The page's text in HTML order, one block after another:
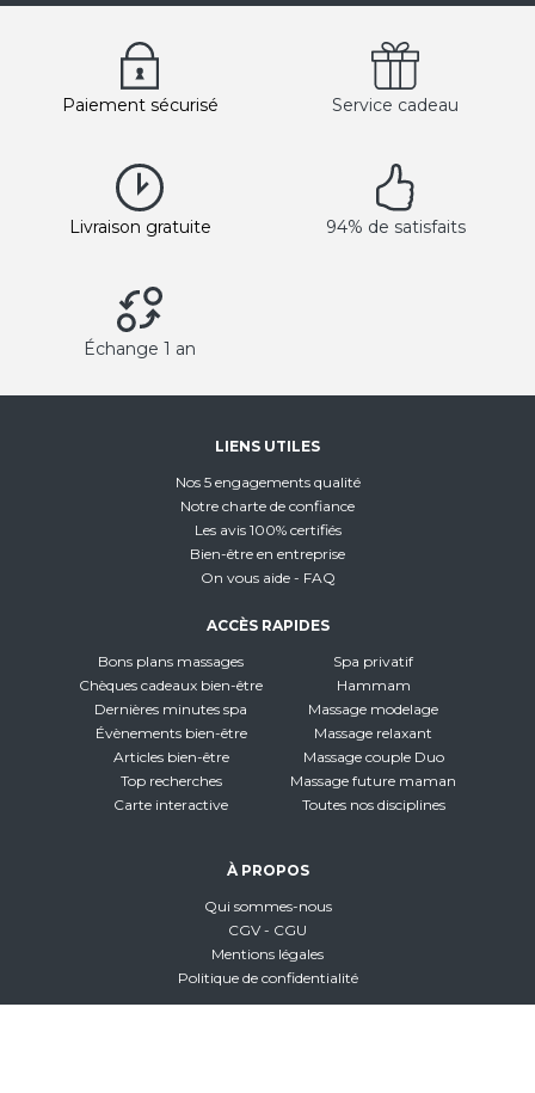
Paiement sécurisé Service cadeau
Livraison gratuite 94% de satisfaits
Échange 1 an
LIENS UTILES
Nos 5 engagements qualité
Notre charte de confiance
Les avis 100% certifiés
Bien-être en entreprise
On vous aide - FAQ
ACCÈS RAPIDES
Bons plans massages
Chèques cadeaux bien-être
Dernières minutes spa
Évènements bien-être
Articles bien-être
Top recherches
Carte interactive
Spa privatif
Hammam
Massage modelage
Massage relaxant
Massage couple Duo
Massage future maman
Toutes nos disciplines
À PROPOS
Qui sommes-nous
CGV - CGU
Mentions légales
Politique de confidentialité